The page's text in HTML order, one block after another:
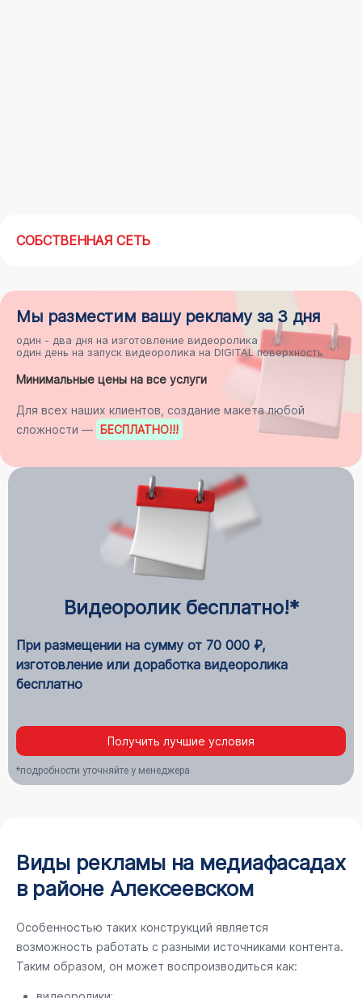
СОБСТВЕННАЯ СЕТЬ
Мы разместим вашу рекламуза 3 дня
один - два дня на изготовление видеоролика
один день на запуск видеоролика на DIGITAL поверхность
Минимальные цены на все услуги
Для всех наших клиентов, создание макета любой
сложности — БЕСПЛАТНО!!!
Видеоролик бесплатно!*
При размещении на сумму от 70 000 ₽,
изготовление или доработка видеоролика
бесплатно
Получить лучшие условия
*подробности уточняйте у менеджера
Виды рекламы на медиафасадах
в районе Алексеевском
Особенностью таких конструкций является
возможность работать с разными источниками контента.
Таким образом, он может воспроизводиться как: